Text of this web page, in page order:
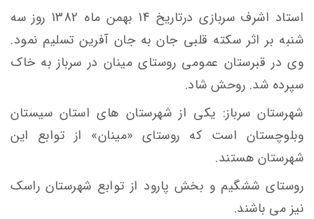
استاد اشرف سربازی درتاریخ 14 بهمن ماه 1382 روز سه
شنبه بر اثر سکته قلبی جان به جان آفرین تسلیم نمود.
وی در قبرستان عمومی روستای مینان در سرباز به خاک
سپرده شد. روحش شاد.
شهرستان سرباز: یکی از شهرستان های استان سیستان
وبلوچستان است که روستای «مینان» از توابع این
شهرستان هستند.
روستای ششگیم و بخش پارود از توابع شهرستان راسک
نیز می باشند.